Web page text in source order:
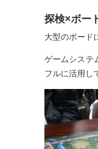
探検×ボー
大型のボード
ゲームシステ
フルに活用し